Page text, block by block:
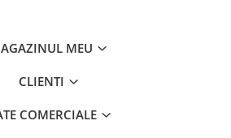
MEU
CLIENTI
COMERCIALE